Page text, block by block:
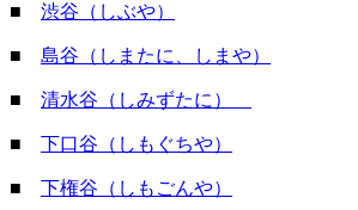
■ 渋谷（しぶや）
■ 島谷（しまたに、しまや）
■ 清水谷（しみずたに）
■ 下口谷（しもぐちや）
■ 下権谷（しもごんや）